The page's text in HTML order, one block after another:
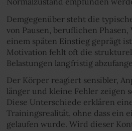
Demgegenüber steht die
von Pausen, beruflichen
einem späten Einstieg geprägt
Motivation fehlt oft die
Belastungen langfristig
Der Körper reagiert sensibler,
länger und kleine Fehler zeigen
Diese Unterschiede erklären
Trainingsrealität, ohne dass ein
gelaufen wurde. Wird dieser